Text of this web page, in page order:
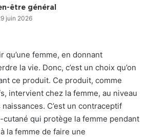
être général
juin 2026
qu’une femme, en donnant
la vie. Donc, c’est un choix qu’on
ce produit. Ce produit, comme
intervient chez la femme, au niveau
naissances. C’est un contraceptif
cutané qui protège la femme pendant
la femme de faire une